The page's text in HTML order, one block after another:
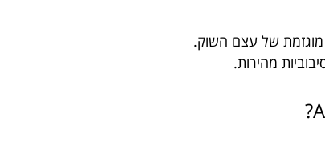
של עצם השוק.
מהירות.